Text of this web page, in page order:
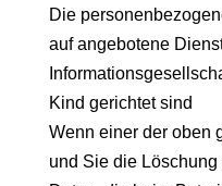
Die
auf angebotene
Kind gerichtet sind
Wenn einer der oben
und Sie die